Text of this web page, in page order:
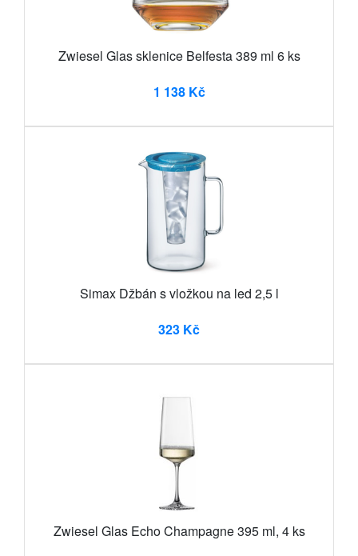
Zwiesel Glas sklenice Belfesta 389 ml 6 ks
1 138 Kč
Simax Džbán s vložkou na led 2,5 l
323 Kč
Zwiesel Glas Echo Champagne 395 ml, 4 ks